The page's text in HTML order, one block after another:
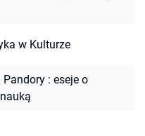
w Kulturze
Pandory : eseje o